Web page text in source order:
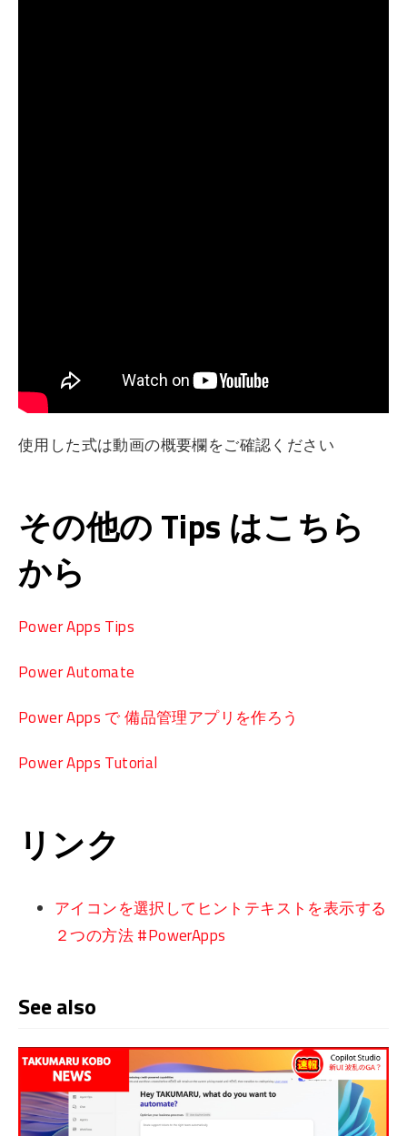
使用した式は動画の概要欄をご確認ください
その他の Tips はこちら
から
Power Apps Tips
Power Automate
Power Apps で 備品管理アプリを作ろう
Power Apps Tutorial
リンク
アイコンを選択してヒントテキストを表示する
２つの方法 #PowerApps
See also